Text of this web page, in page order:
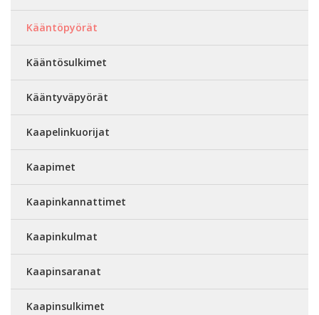
Kääntöpyörät
Kääntösulkimet
Kääntyväpyörät
Kaapelinkuorijat
Kaapimet
Kaapinkannattimet
Kaapinkulmat
Kaapinsaranat
Kaapinsulkimet